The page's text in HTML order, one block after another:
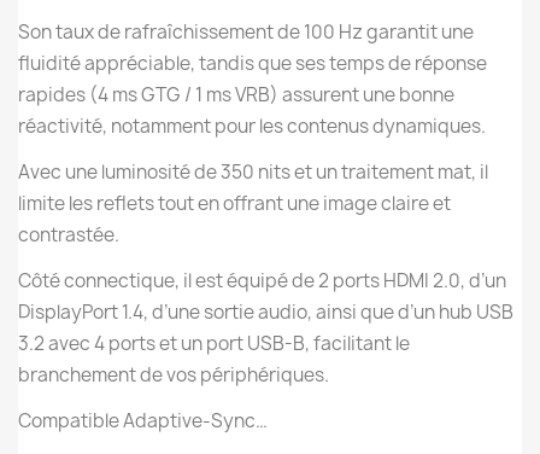
Son taux de rafraîchissement de 100 Hz garantit une
fluidité appréciable, tandis que ses temps de réponse
rapides (4 ms GTG / 1 ms VRB) assurent une bonne
réactivité, notamment pour les contenus dynamiques.
Avec une luminosité de 350 nits et un traitement mat, il
limite les reflets tout en offrant une image claire et
contrastée.
Côté connectique, il est équipé de 2 ports HDMI 2.0, d’un
DisplayPort 1.4, d’une sortie audio, ainsi que d’un hub USB
3.2 avec 4 ports et un port USB-B, facilitant le
branchement de vos périphériques.
Compatible Adaptive-Sync…